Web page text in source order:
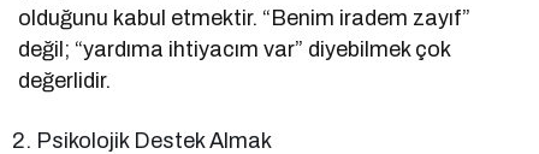
olduğunu kabul etmektir. “Benim iradem zayıf”
değil; “yardıma ihtiyacım var” diyebilmek çok
değerlidir.
Psikolojik Destek Almak